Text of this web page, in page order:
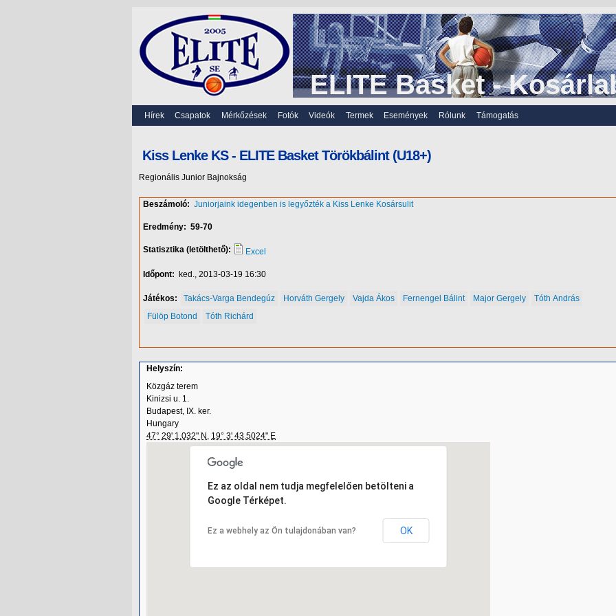
ELITE Basket -
Hírek Csapatok Mérkőzések Fotók Videók Termek Események Rólunk Támogatás
Kiss Lenke KS - ELITE Basket Törökbálint (U18+)
Regionális Junior Bajnokság
Beszámoló: Juniorjaink idegenben is legyőzték a Kiss Lenke Kosársulit
Eredmény: 59-70
Statisztika (letölthető): Excel
Időpont: ked., 2013-03-19 16:30
Játékos: Takács-Varga Bendegúz Horváth Gergely Vajda Ákos Fernengel Bálint Major Gergely
Tóth András
Fülöp Botond
Tóth Richárd
Helyszín:
Közgáz terem
Kinizsi u. 1.
Budapest, IX. ker.
Hungary
47° 29' 1.032" N , 19° 3' 43.5024" E
Ez az oldal nem tudja megfelelően betölteni a
Google Térképet.
Ez a webhely az Ön tulajdonában van? OK